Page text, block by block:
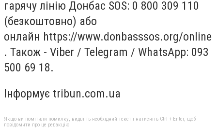
гарячу лінію Донбас SOS: 0 800 309 110
(безкоштовно) або
онлайн https://www.donbasssos.org/online
. Також - Viber / Telegram / WhatsApp: 093
500 69 18.
Інформує tribun.com.ua
Якщо ви помітили помилку, виділіть необхідний текст і натисніть Ctrl + Enter, щоб
повідомити про це редакцію